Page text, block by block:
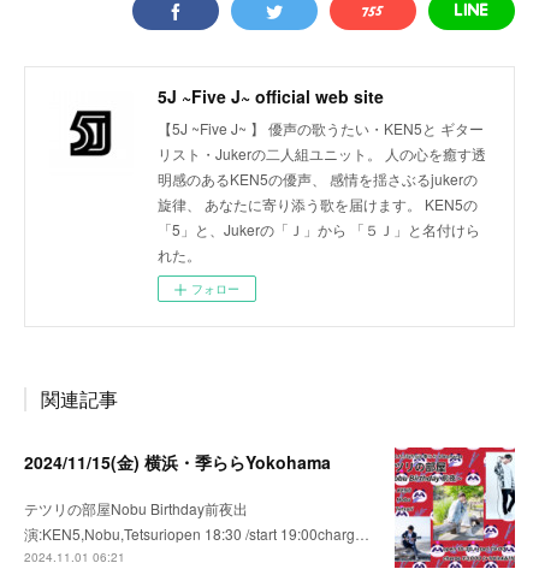
5J ~Five J~ official web site
【5J ~Five J~ 】 優声の歌うたい・KEN5と ギター
リスト・Jukerの二人組ユニット。 人の心を癒す透
明感のあるKEN5の優声、 感情を揺さぶるjukerの
旋律、 あなたに寄り添う歌を届けます。 KEN5の
「5」と、Jukerの「Ｊ」から 「５Ｊ」と名付けら
れた。
フォロー
関連記事
2024/11/15(金) 横浜・季ららYokohama
テツリの部屋Nobu Birthday前夜出
演:KEN5,Nobu,Tetsuriopen 18:30 /start 19:00charg…
2024.11.01 06:21